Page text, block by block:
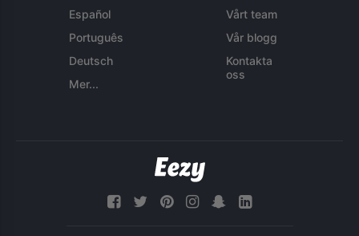
Español
Português
Deutsch
Mer...
Vårt team
Vår blogg
Kontakta
oss